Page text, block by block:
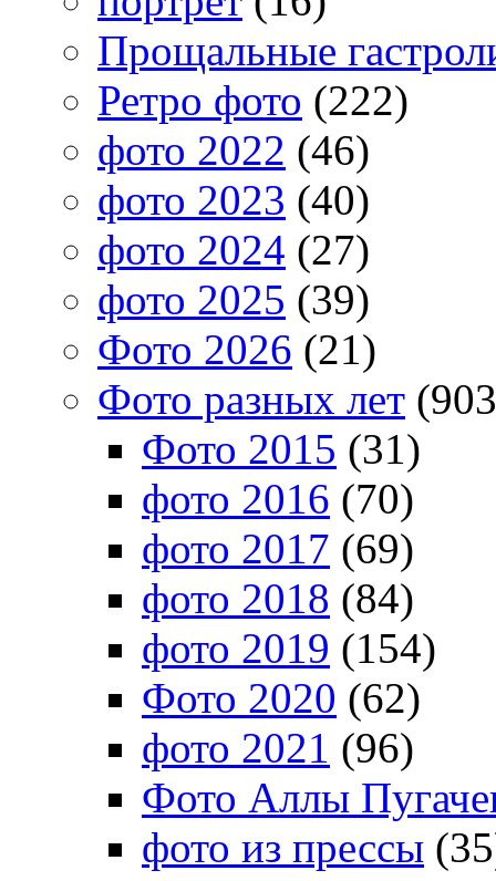
Прощальные
Ретро фото (222)
фото 2022 (46)
фото 2023 (40)
фото 2024 (27)
фото 2025 (39)
Фото 2026 (21)
Фото разных лет
Фото 2015 (31)
фото 2016 (70)
фото 2017 (69)
фото 2018 (84)
фото 2019 (154)
Фото 2020 (62)
фото 2021 (96)
Фото Аллы
фото из прессы